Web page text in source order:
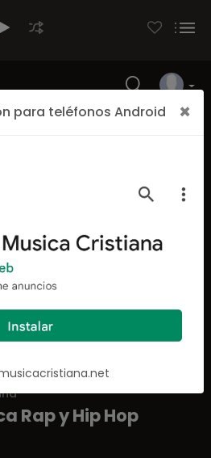
Rap y Hip Hop
para teléfonos Android ×